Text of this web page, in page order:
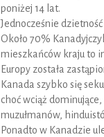
poniżej 14 lat.
Jednocześnie
Około 70%
mieszkańców kraju to
Europy została
Kanada szybko się
choć wciąż
muzułmanów,
Ponadto w Kanadzie